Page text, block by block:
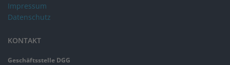
Impressum
Datenschutz
KONTAKT
Geschäftsstelle DGG